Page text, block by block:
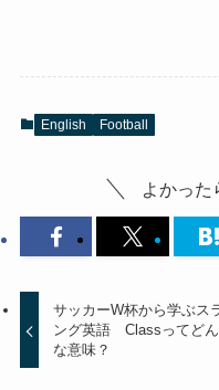
English Football
よかった
サッカーW杯から学ぶス
ング英語 Classってどん
な意味？